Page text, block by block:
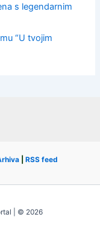
s legendarnim
“U tvojim
RSS feed
| © 2026